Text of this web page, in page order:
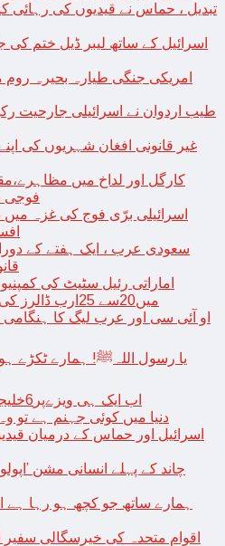
تبدیل ، حماس نے قیدیوں کی رہائی
اسرائیل کے ساتھ لیبر ڈیل ختم کی
طیب اردوان نے اسرائیلی جارحیت
غیر قانونی افغان شہریوں کی
کارگل اور لداخ میں
فوجی
اسرائیلی برّی فوج کی غزہ
اماراتی رئیل سٹیٹ کی
میں20سے 25ارب ڈالرز کی سرمایہ کاری کا اعلان
او آئی سی اور عرب لیگ کا
اب ایک ہی ویزےپر6خلیجی ممالک کاسفر ممکن
دنیا میں کوئی جہنم ہے تو
اسرائیل اور حماس کے درمیان
ہمارے ساتھ جو کچھ ہو رہا ہے
اقوام متحدہ کی خیرسگالی سفیر